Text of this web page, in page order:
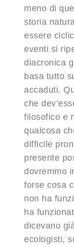
meno di
storia
essere
eventi si
diacronica
basa tutto
accaduti.
che
filosofico e
qualcosa
difficile
presente
dovremmo
forse cosa
non ha
ha
dicevano
ecologisti,